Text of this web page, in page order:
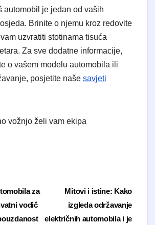
automobil je jedan od vaših
Brinite o njemu kroz redovite
uzvratiti stotinama tisuća
Za sve dodatne informacije,
o vašem modelu automobila ili
posjetite naše savjeti
vožnjo želi vam ekipa
objavaMitovi i istine: Kako
izgleda održavanje
električnih automobila i je
za
vodič